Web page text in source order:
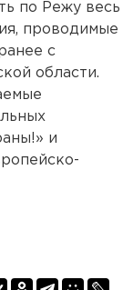
по Режу весь
проводимые
с
области.
и